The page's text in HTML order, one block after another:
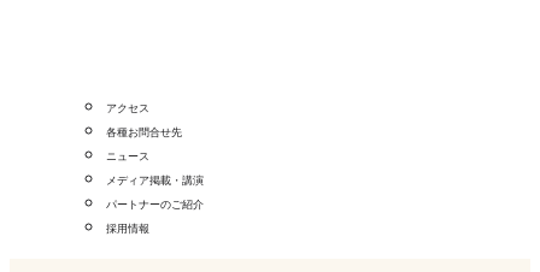
アクセス
各種お問合せ先
ニュース
メディア掲載・講演
パートナーのご紹介
採用情報